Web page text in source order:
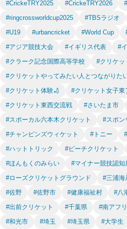
#CrickeTRY2025
#CrickeTRY2026
#ringcrossworldcup2025
#TBSラジオ
#U19
#urbancricket #World Cup
#アジア競技大会
#イギリス代表
#
#クラーク記念国際高等学校
#クリケッ
#クリケットやってみたい人とつながりた
#クリケット体験🏏
#クリケット女子
#クリケット東西交流戦
#さいたま市
#スポーカル六本木クリケット
#スポン
#チャンピンズウィケット
#トニー
#ハットトリック
#ビーチクリケット
#ほんもくのみらい
#マイナー競技認知
#ローズクリケットグラウンド
#三浦海
#佐野
#佐野市 #健康福祉村 #八
#出前クリケット
#千葉県 #南アフ
#和光市
#埼玉 #埼玉県 #大学生